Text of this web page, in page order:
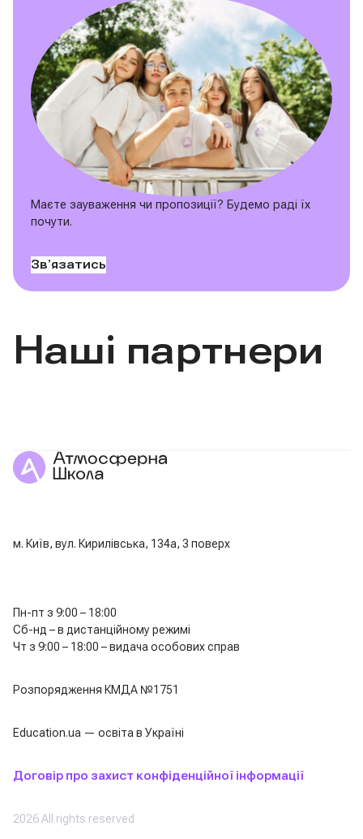
Маєте зауваження чи пропозиції? Будемо раді їх
почути.
Звʼязатись
Наші партнери
м. Київ, вул. Кирилівська, 134а, 3 поверх
Пн-пт з 9:00 – 18:00
Сб-нд – в дистанційному режимі
Чт з 9:00 – 18:00 – видача особових справ
Розпорядження КМДА №1751
Education.ua — освіта в Україні
Договір про захист конфіденційної інформації
2026 All rights reserved